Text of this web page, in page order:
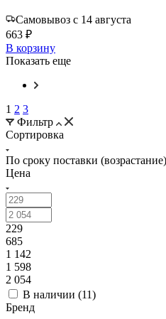
Самовывоз с 14 августа
663 ₽
В корзину
Показать еще
1 2 3
Фильтр
Сортировка
По сроку поставки (возрастание)
Цена
229
685
1 142
1 598
2 054
В наличии (11)
Бренд